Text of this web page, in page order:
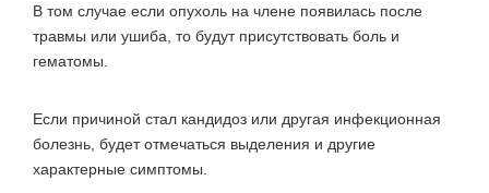
В том случае если опухоль на члене появилась после
травмы или ушиба, то будут присутствовать боль и
гематомы.
Если причиной стал кандидоз или другая инфекционная
болезнь, будет отмечаться выделения и другие
характерные симптомы.